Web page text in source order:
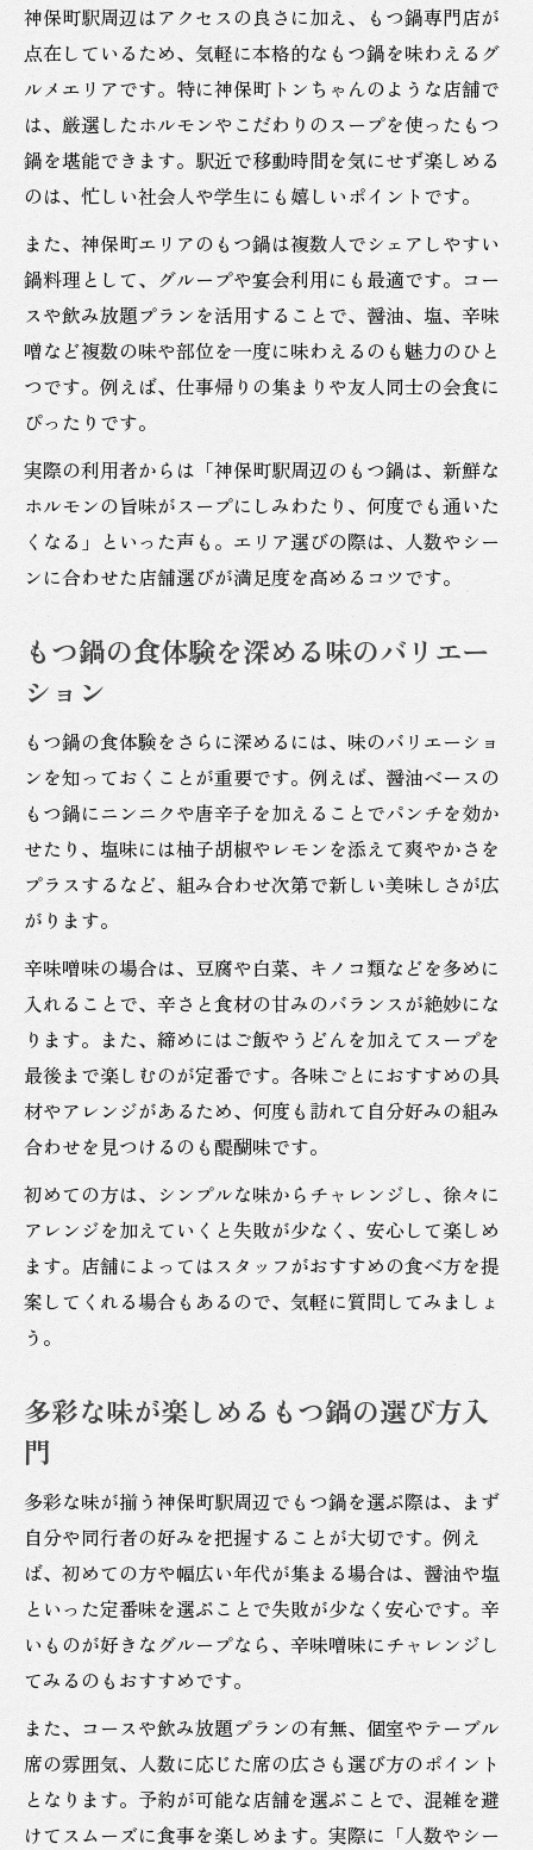
神保町駅周辺はアクセスの良さに加え、もつ鍋専門店が
点在しているため、気軽に本格的なもつ鍋を味わえるグ
ルメエリアです。特に神保町トンちゃんのような店舗で
は、厳選したホルモンやこだわりのスープを使ったもつ
鍋を堪能できます。駅近で移動時間を気にせず楽しめる
のは、忙しい社会人や学生にも嬉しいポイントです。
また、神保町エリアのもつ鍋は複数人でシェアしやすい
鍋料理として、グループや宴会利用にも最適です。コー
スや飲み放題プランを活用することで、醤油、塩、辛味
噌など複数の味や部位を一度に味わえるのも魅力のひと
つです。例えば、仕事帰りの集まりや友人同士の会食に
ぴったりです。
実際の利用者からは「神保町駅周辺のもつ鍋は、新鮮な
ホルモンの旨味がスープにしみわたり、何度でも通いた
くなる」といった声も。エリア選びの際は、人数やシー
ンに合わせた店舗選びが満足度を高めるコツです。
もつ鍋の食体験を深める味のバリエー
ション
もつ鍋の食体験をさらに深めるには、味のバリエーショ
ンを知っておくことが重要です。例えば、醤油ベースの
もつ鍋にニンニクや唐辛子を加えることでパンチを効か
せたり、塩味には柚子胡椒やレモンを添えて爽やかさを
プラスするなど、組み合わせ次第で新しい美味しさが広
がります。
辛味噌味の場合は、豆腐や白菜、キノコ類などを多めに
入れることで、辛さと食材の甘みのバランスが絶妙にな
ります。また、締めにはご飯やうどんを加えてスープを
最後まで楽しむのが定番です。各味ごとにおすすめの具
材やアレンジがあるため、何度も訪れて自分好みの組み
合わせを見つけるのも醍醐味です。
初めての方は、シンプルな味からチャレンジし、徐々に
アレンジを加えていくと失敗が少なく、安心して楽しめ
ます。店舗によってはスタッフがおすすめの食べ方を提
案してくれる場合もあるので、気軽に質問してみましょ
う。
多彩な味が楽しめるもつ鍋の選び方入
門
多彩な味が揃う神保町駅周辺でもつ鍋を選ぶ際は、まず
自分や同行者の好みを把握することが大切です。例え
ば、初めての方や幅広い年代が集まる場合は、醤油や塩
といった定番味を選ぶことで失敗が少なく安心です。辛
いものが好きなグループなら、辛味噌味にチャレンジし
てみるのもおすすめです。
また、コースや飲み放題プランの有無、個室やテーブル
席の雰囲気、人数に応じた席の広さも選び方のポイント
となります。予約が可能な店舗を選ぶことで、混雑を避
けてスムーズに食事を楽しめます。実際に「人数やシー